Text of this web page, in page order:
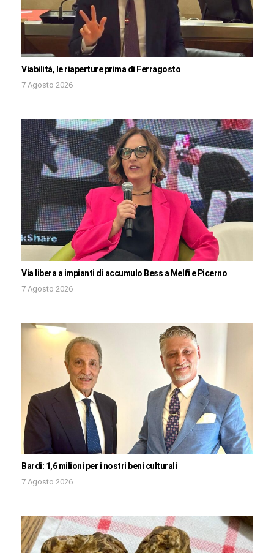
Viabilità, le riaperture prima di Ferragosto
7 Agosto 2026
Via libera a impianti di accumulo Bess a Melfi e Picerno
7 Agosto 2026
Bardi: 1,6 milioni per i nostri beni culturali
7 Agosto 2026